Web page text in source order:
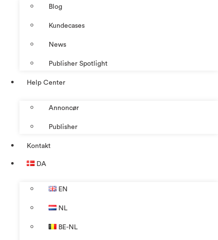
Blog
Kundecases
News
Publisher Spotlight
Help Center
Annoncør
Publisher
Kontakt
DA
EN
NL
BE-NL